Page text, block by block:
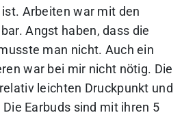
Arbeiten war mit den
Angst haben, dass die
man nicht. Auch ein
war bei mir nicht nötig. Die
leichten Druckpunkt und
Earbuds sind mit ihren 5